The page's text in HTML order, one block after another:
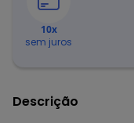
10x
sem juros
Descrição